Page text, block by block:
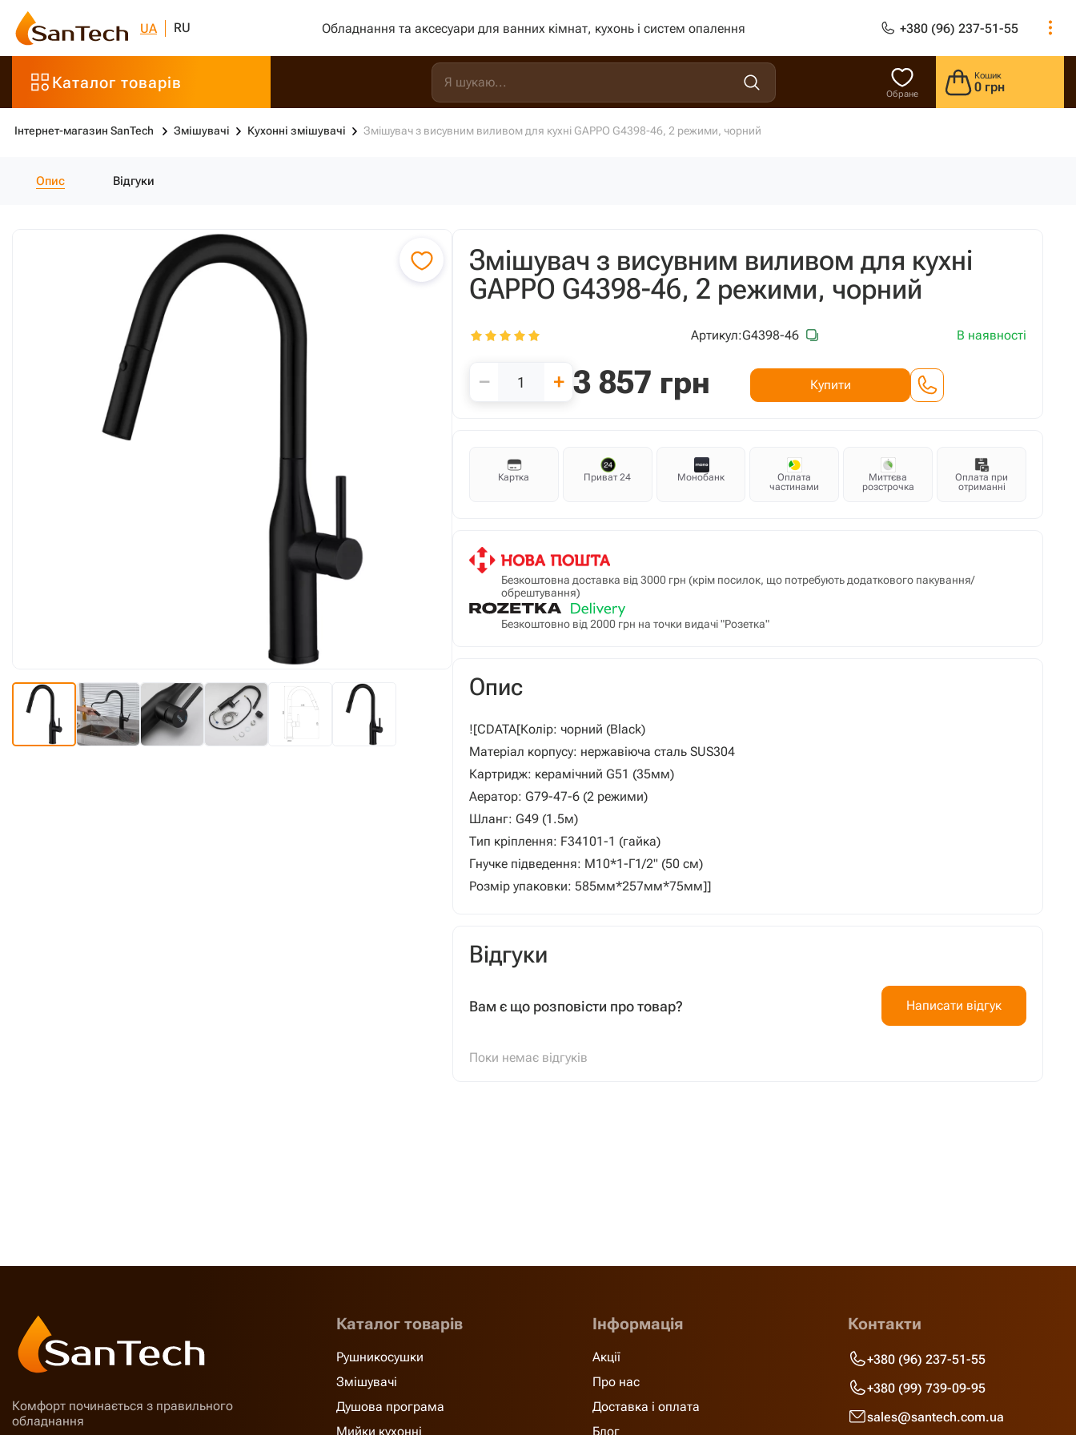
UA RU Обладнання та аксесуари для ванних кімнат, кухонь і систем опалення +380 (96) 237-51-55
Каталог товарів
Обране
Кошик
0 грн
Інтернет-магазин SanTech Змішувачі Кухонні змішувачі Змішувач з висувним виливом для кухні GAPPO G4398-46, 2 режими, чорний
Опис Відгуки
Змішувач з висувним виливом для кухні
GAPPO G4398-46, 2 режими, чорний
Артикул:G4398-46 В наявності
− + 3 857 грн Купити
Картка Приват 24 Монобанк
Оплата
частинами
Миттєва
розстрочка
Оплата при
отриманні
Безкоштовна доставка від 3000 грн (крім посилок, що потребують додаткового пакування/
обрештування)
Безкоштовно від 2000 грн на точки видачі "Розетка"
Опис
![CDATA[Колір: чорний (Black)
Матеріал корпусу: нержавіюча сталь SUS304
Картридж: керамічний G51 (35мм)
Аератор: G79-47-6 (2 режими)
Шланг: G49 (1.5м)
Тип кріплення: F34101-1 (гайка)
Гнучке підведення: М10*1-Г1/2" (50 см)
Розмір упаковки: 585мм*257мм*75мм]]
Відгуки
Вам є що розповісти про товар? Написати відгук
Поки немає відгуків
Комфорт починається з правильного
обладнання
Каталог товарів
Рушникосушки
Змішувачі
Душова програма
Мийки кухонні
Інформація
Акції
Про нас
Доставка і оплата
Блог
Контакти
+380 (96) 237-51-55
+380 (99) 739-09-95
sales@santech.com.ua